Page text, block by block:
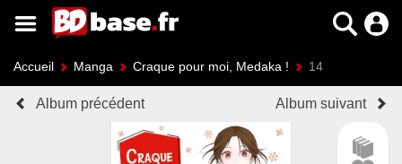
Accueil Manga Craque pour moi, Medaka ! 14
Album précédent Album suivant